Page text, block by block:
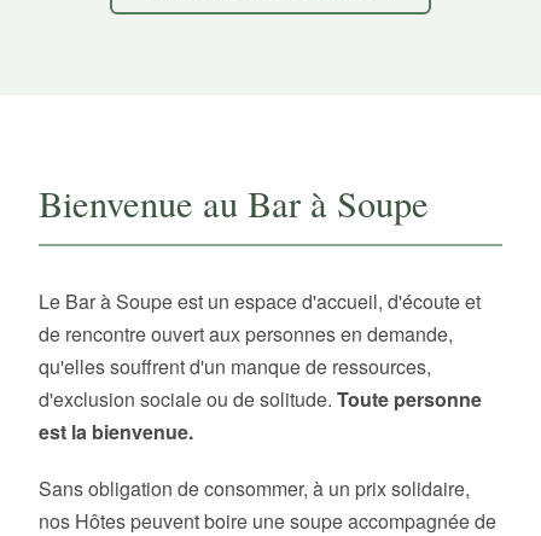
Bienvenue au Bar à Soupe
Le Bar à Soupe est un espace d'accueil, d'écoute et
de rencontre ouvert aux personnes en demande,
qu'elles souffrent d'un manque de ressources,
d'exclusion sociale ou de solitude. Toute personne
est la bienvenue.
Sans obligation de consommer, à un prix solidaire,
nos Hôtes peuvent boire une soupe accompagnée de